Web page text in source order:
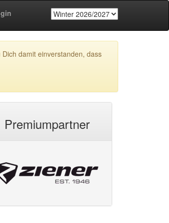
damit einverstanden, dass
Premiumpartner